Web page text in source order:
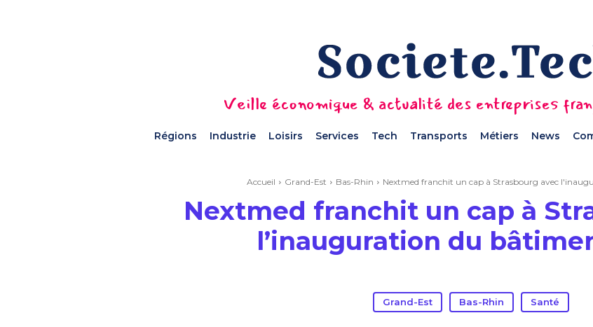
Veille économique & actualité des entreprises
Régions Industrie Loisirs Services Tech Transports Métiers News
Accueil Grand-Est Bas-Rhin Nextmed franchit un cap à Strasbourg avec
Nextmed franchit un cap à
l’inauguration du
Grand-Est Bas-Rhin Santé